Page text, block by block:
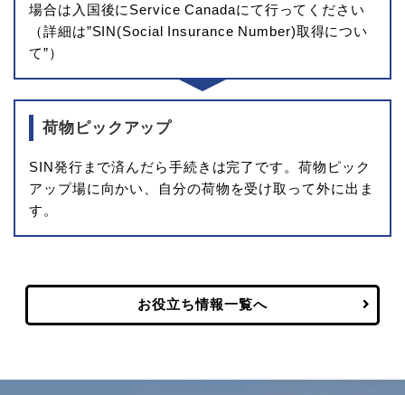
場合は入国後にService Canadaにて行ってください
（詳細は”SIN(Social Insurance Number)取得につい
て”）
荷物ピックアップ
SIN発行まで済んだら手続きは完了です。荷物ピック
アップ場に向かい、自分の荷物を受け取って外に出ま
す。
お役立ち情報一覧へ